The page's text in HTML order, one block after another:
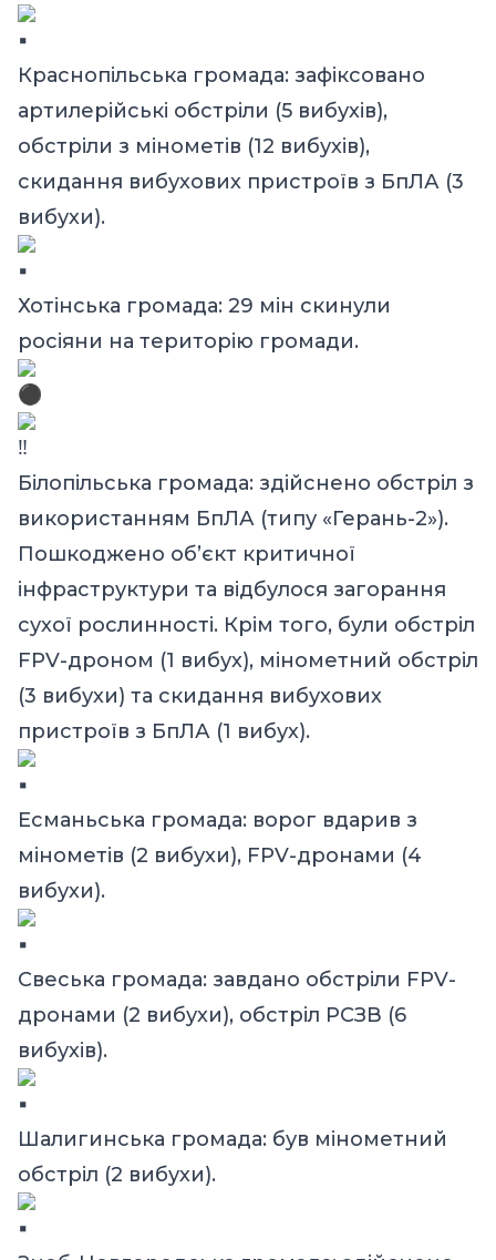
Краснопільська громада: зафіксовано
артилерійські обстріли (5 вибухів),
обстріли з мінометів (12 вибухів),
скидання вибухових пристроїв з БпЛА (3
вибухи).
Хотінська громада: 29 мін скинули
росіяни на територію громади.
Білопільська громада: здійснено обстріл з
використанням БпЛА (типу «Герань-2»).
Пошкоджено об’єкт критичної
інфраструктури та відбулося загорання
сухої рослинності. Крім того, були обстріл
FPV-дроном (1 вибух), мінометний обстріл
(3 вибухи) та скидання вибухових
пристроїв з БпЛА (1 вибух).
Есманьська громада: ворог вдарив з
мінометів (2 вибухи), FPV-дронами (4
вибухи).
Свеська громада: завдано обстріли FPV-
дронами (2 вибухи), обстріл РСЗВ (6
вибухів).
Шалигинська громада: був мінометний
обстріл (2 вибухи).